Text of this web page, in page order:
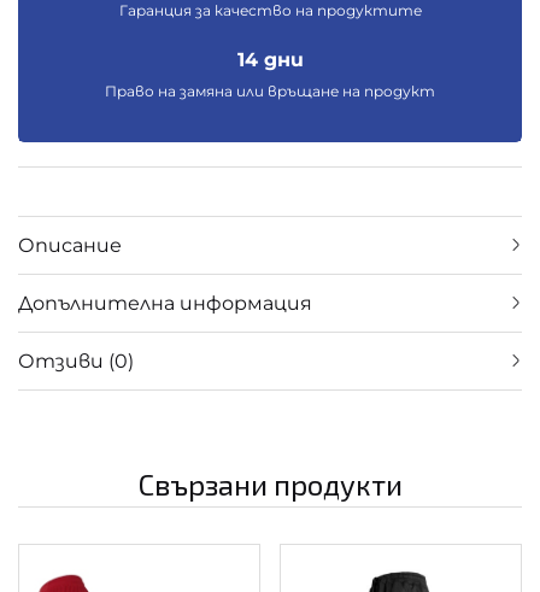
Гаранция за качество на продуктите
14 дни
Право на замяна или връщане на продукт
Описание
Допълнителна информация
Отзиви (0)
Свързани продукти